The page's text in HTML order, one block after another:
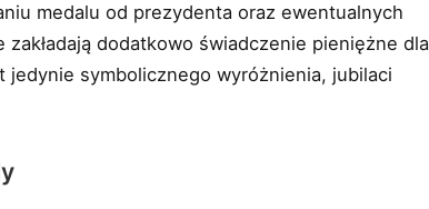
medalu od prezydenta oraz ewentualnych
dodatkowo świadczenie pieniężne dla
jedynie symbolicznego wyróżnienia, jubilaci